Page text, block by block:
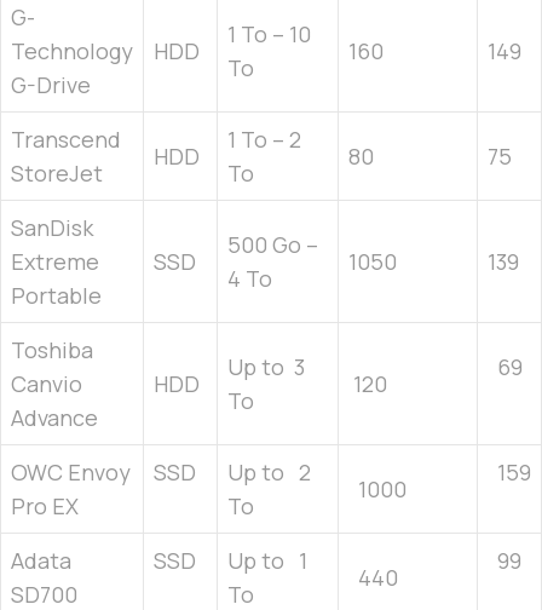
G-
Technology
G-Drive
HDD
1 To – 10
To
160 149
Transcend
StoreJet
HDD
1 To – 2
To
80 75
SanDisk
Extreme
Portable
SSD
500 Go –
4 To
1050 139
Toshiba
Canvio
Advance
HDD
Up to 3
To
120
69
OWC Envoy
Pro EX
SSD
Up to 2
To
1000
159
Adata
SD700
SSD
Up to 1
To
440
99